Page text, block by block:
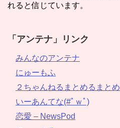
れると信じています。
「アンテナ」リンク
みんなのアンテナ
にゅーもふ
２ちゃんねるまとめるまとめ
いーあんてな(#ﾟｗﾟ)
恋愛 – NewsPod